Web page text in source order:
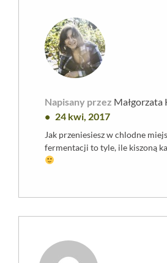
Napisany przez Małgorzata
24 kwi, 2017
Jak przeniesiesz w chlodne
fermentacji to tyle, ile kiszoną